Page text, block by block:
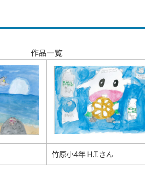
作品一覧
竹原小4年 H.T.さん